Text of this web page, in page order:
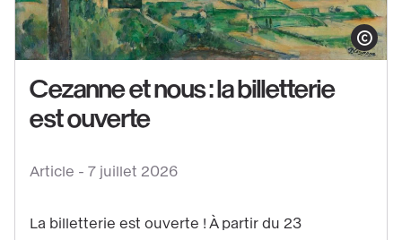
Voir
contenu
Cezanne
Afficher le
Article - 7 juillet 2026
Cezanne et nous : la billetterie
est ouverte
La billetterie est ouverte ! À partir du 23